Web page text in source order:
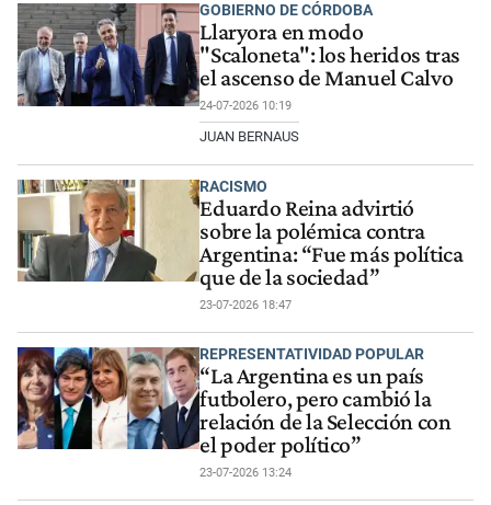
GOBIERNO DE CÓRDOBA
Llaryora en modo
"Scaloneta": los heridos tras
el ascenso de Manuel Calvo
24-07-2026 10:19
JUAN BERNAUS
RACISMO
Eduardo Reina advirtió
sobre la polémica contra
Argentina: “Fue más política
que de la sociedad”
23-07-2026 18:47
REPRESENTATIVIDAD POPULAR
“La Argentina es un país
futbolero, pero cambió la
relación de la Selección con
el poder político”
23-07-2026 13:24